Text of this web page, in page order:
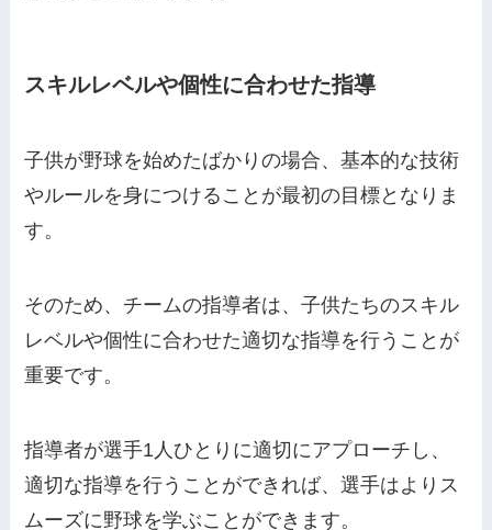
スキルレベルや個性に合わせた指導
子供が野球を始めたばかりの場合、基本的な技術
やルールを身につけることが最初の目標となりま
す。
そのため、チームの指導者は、子供たちのスキル
レベルや個性に合わせた適切な指導を行うことが
重要です。
指導者が選手1人ひとりに適切にアプローチし、
適切な指導を行うことができれば、選手はよりス
ムーズに野球を学ぶことができます。